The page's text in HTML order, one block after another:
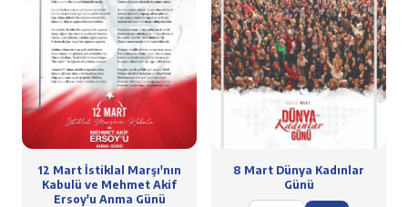
12 Mart İstiklal Marşı'nın
Kabulü ve Mehmet Akif
Ersoy'u Anma Günü
8 Mart Dünya Kadınlar
Günü